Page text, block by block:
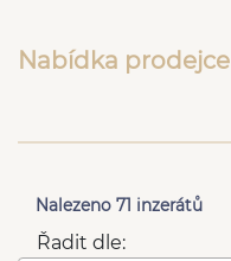
Nabídka prodejce
Nalezeno 71 inzerátů
Řadit dle: